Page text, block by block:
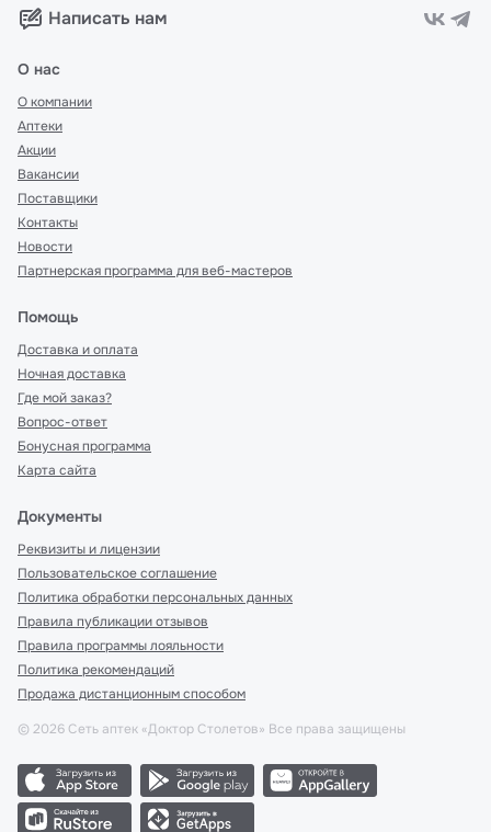
Написать нам
О нас
О компании
Аптеки
Акции
Вакансии
Поставщики
Контакты
Новости
Партнерская программа для веб-мастеров
Помощь
Доставка и оплата
Ночная доставка
Где мой заказ?
Вопрос-ответ
Бонусная программа
Карта сайта
Документы
Реквизиты и лицензии
Пользовательское соглашение
Политика обработки персональных данных
Правила публикации отзывов
Правила программы лояльности
Политика рекомендаций
Продажа дистанционным способом
© 2026 Сеть аптек «Доктор Столетов» Все права защищены